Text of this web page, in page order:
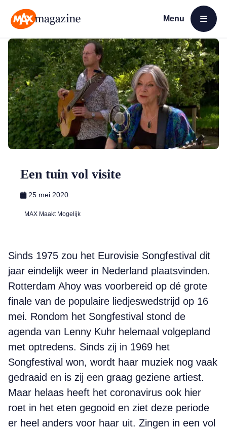
Menu
Open menu
Een tuin vol visite
25 mei 2020
MAX Maakt Mogelijk
Sinds 1975 zou het Eurovisie Songfestival dit
jaar eindelijk weer in Nederland plaatsvinden.
Rotterdam Ahoy was voorbereid op dé grote
finale van de populaire liedjeswedstrijd op 16
mei. Rondom het Songfestival stond de
agenda van Lenny Kuhr helemaal volgepland
met optredens. Sinds zij in 1969 het
Songfestival won, wordt haar muziek nog vaak
gedraaid en is zij een graag geziene artiest.
Maar helaas heeft het coronavirus ook hier
roet in het eten gegooid en ziet deze periode
er heel anders voor haar uit. Zingen in een vol